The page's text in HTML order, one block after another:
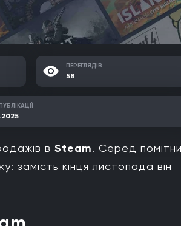
ПЕРЕГЛЯДІВ
58
в Steam. Серед
замість кінця листопада він